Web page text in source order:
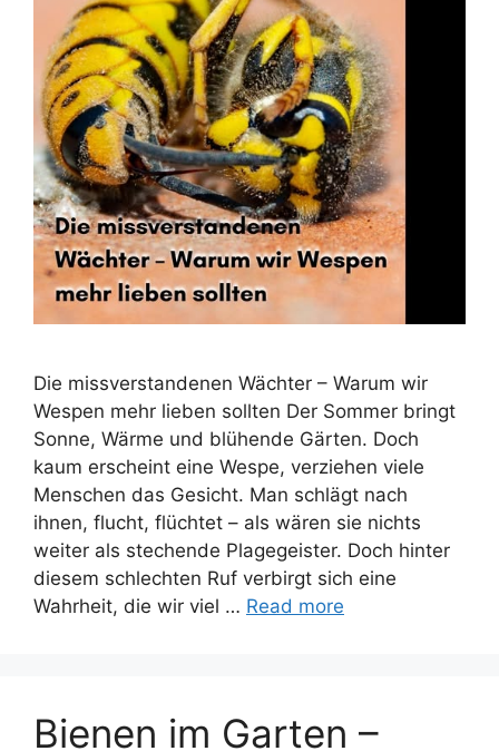
Die missverstandenen Wächter – Warum wir
Wespen mehr lieben sollten Der Sommer bringt
Sonne, Wärme und blühende Gärten. Doch
kaum erscheint eine Wespe, verziehen viele
Menschen das Gesicht. Man schlägt nach
ihnen, flucht, flüchtet – als wären sie nichts
weiter als stechende Plagegeister. Doch hinter
diesem schlechten Ruf verbirgt sich eine
Wahrheit, die wir viel … Read more
Bienen im Garten –